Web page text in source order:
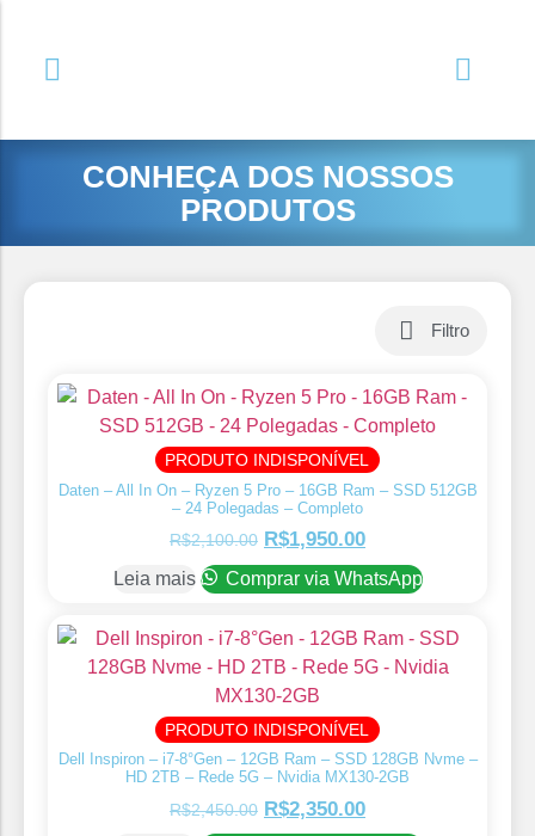
CONHEÇA DOS NOSSOS
PRODUTOS
Filtro
PRODUTO INDISPONÍVEL
Daten – All In On – Ryzen 5 Pro – 16GB Ram – SSD 512GB
– 24 Polegadas – Completo
R$2,100.00 R$1,950.00
Leia mais Comprar via WhatsApp
PRODUTO INDISPONÍVEL
Dell Inspiron – i7-8°Gen – 12GB Ram – SSD 128GB Nvme –
HD 2TB – Rede 5G – Nvidia MX130-2GB
R$2,450.00 R$2,350.00